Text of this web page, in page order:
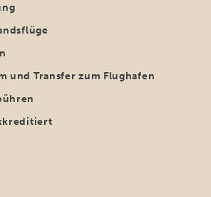
und Transfer zum Flughafen